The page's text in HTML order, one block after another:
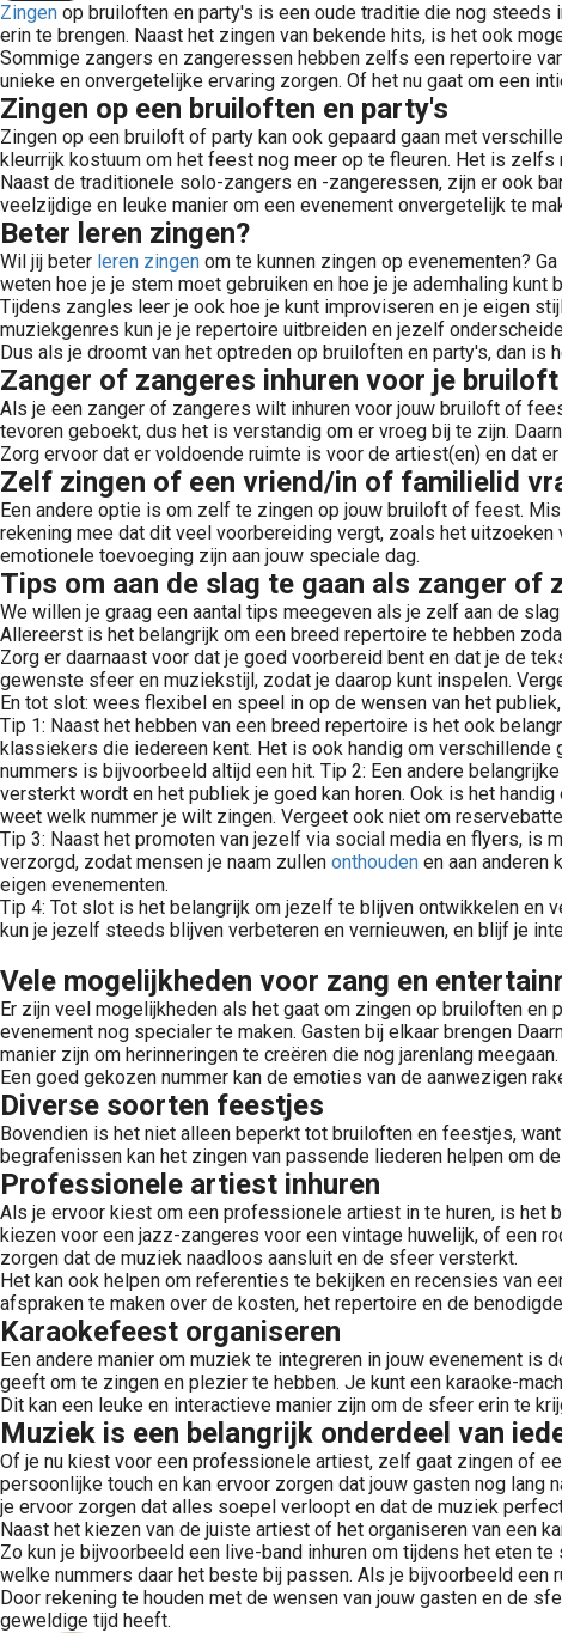
Zingen op bruiloften en party's is een oude traditie die nog steeds
erin te brengen. Naast het zingen van bekende hits, is het ook
Sommige zangers en zangeressen hebben zelfs een repertoire
unieke en onvergetelijke ervaring zorgen. Of het nu gaat om een
Zingen op een bruiloften en party's
Zingen op een bruiloft of party kan ook gepaard gaan met
kleurrijk kostuum om het feest nog meer op te fleuren. Het is
Naast de traditionele solo-zangers en -zangeressen, zijn er ook
veelzijdige en leuke manier om een evenement onvergetelijk te
Beter leren zingen?
Wil jij beter leren zingen om te kunnen zingen op evenementen? Ga
weten hoe je je stem moet gebruiken en hoe je je ademhaling
Tijdens zangles leer je ook hoe je kunt improviseren en je eigen
muziekgenres kun je je repertoire uitbreiden en jezelf
Dus als je droomt van het optreden op bruiloften en party's, dan
Zanger of zangeres inhuren voor je
Als je een zanger of zangeres wilt inhuren voor jouw bruiloft of
tevoren geboekt, dus het is verstandig om er vroeg bij te zijn.
Zorg ervoor dat er voldoende ruimte is voor de artiest(en) en dat
Zelf zingen of een vriend/in of familielid
Een andere optie is om zelf te zingen op jouw bruiloft of feest.
rekening mee dat dit veel voorbereiding vergt, zoals het
emotionele toevoeging zijn aan jouw speciale dag.
Tips om aan de slag te gaan als zanger
We willen je graag een aantal tips meegeven als je zelf aan de
Allereerst is het belangrijk om een breed repertoire te hebben
Zorg er daarnaast voor dat je goed voorbereid bent en dat je de
gewenste sfeer en muziekstijl, zodat je daarop kunt inspelen.
En tot slot: wees flexibel en speel in op de wensen van het
Tip 1: Naast het hebben van een breed repertoire is het ook
klassiekers die iedereen kent. Het is ook handig om
nummers is bijvoorbeeld altijd een hit. Tip 2: Een andere
versterkt wordt en het publiek je goed kan horen. Ook is het
weet welk nummer je wilt zingen. Vergeet ook niet om
Tip 3: Naast het promoten van jezelf via social media en flyers, is
verzorgd, zodat mensen je naam zullen onthouden en aan anderen
eigen evenementen.
Tip 4: Tot slot is het belangrijk om jezelf te blijven ontwikkelen en
kun je jezelf steeds blijven verbeteren en vernieuwen, en blijf je
Vele mogelijkheden voor zang en
Er zijn veel mogelijkheden als het gaat om zingen op bruiloften
evenement nog specialer te maken. Gasten bij elkaar brengen
manier zijn om herinneringen te creëren die nog jarenlang meegaan.
Een goed gekozen nummer kan de emoties van de aanwezigen
Diverse soorten feestjes
Bovendien is het niet alleen beperkt tot bruiloften en feestjes,
begrafenissen kan het zingen van passende liederen helpen om
Professionele artiest inhuren
Als je ervoor kiest om een professionele artiest in te huren, is het
kiezen voor een jazz-zangeres voor een vintage huwelijk, of een
zorgen dat de muziek naadloos aansluit en de sfeer versterkt.
Het kan ook helpen om referenties te bekijken en recensies van
afspraken te maken over de kosten, het repertoire en de
Karaokefeest organiseren
Een andere manier om muziek te integreren in jouw evenement
geeft om te zingen en plezier te hebben. Je kunt een karaoke-
Dit kan een leuke en interactieve manier zijn om de sfeer erin te
Muziek is een belangrijk onderdeel van
Of je nu kiest voor een professionele artiest, zelf gaat zingen of
persoonlijke touch en kan ervoor zorgen dat jouw gasten nog lang
je ervoor zorgen dat alles soepel verloopt en dat de muziek
Naast het kiezen van de juiste artiest of het organiseren van een
Zo kun je bijvoorbeeld een live-band inhuren om tijdens het eten
welke nummers daar het beste bij passen. Als je bijvoorbeeld een
Door rekening te houden met de wensen van jouw gasten en de
geweldige tijd heeft.